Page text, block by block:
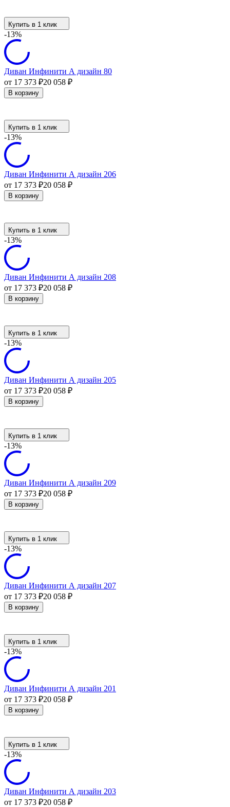
Купить в 1 клик
-13%
Диван Инфинити А дизайн 80
от 17 373 ₽20 058 ₽
В корзину
Купить в 1 клик
-13%
Диван Инфинити А дизайн 206
от 17 373 ₽20 058 ₽
В корзину
Купить в 1 клик
-13%
Диван Инфинити А дизайн 208
от 17 373 ₽20 058 ₽
В корзину
Купить в 1 клик
-13%
Диван Инфинити А дизайн 205
от 17 373 ₽20 058 ₽
В корзину
Купить в 1 клик
-13%
Диван Инфинити А дизайн 209
от 17 373 ₽20 058 ₽
В корзину
Купить в 1 клик
-13%
Диван Инфинити А дизайн 207
от 17 373 ₽20 058 ₽
В корзину
Купить в 1 клик
-13%
Диван Инфинити А дизайн 201
от 17 373 ₽20 058 ₽
В корзину
Купить в 1 клик
-13%
Диван Инфинити А дизайн 203
от 17 373 ₽20 058 ₽